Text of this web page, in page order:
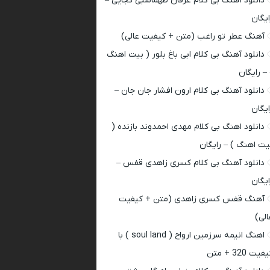
آهنگ عطر تو راغب (متن + کیفیت عالی)
دانلود آهنگ بی کلام ابی باغ بلور ( بیت اهنگ
– رایگان
دانلود آهنگ بی کلام ارون افشار جان جان –
دانلود اهنگ بی کلام مهدی احمدوند بازنده (
اهنگ ) – رایگان
دانلود آهنگ بی کلام کسری زاهدی قفس –
آهنگ قفس کسری زاهدی (متن + کیفیت
اهنگ انیمه سرزمین ارواح ( soul land ) با
320 + متن